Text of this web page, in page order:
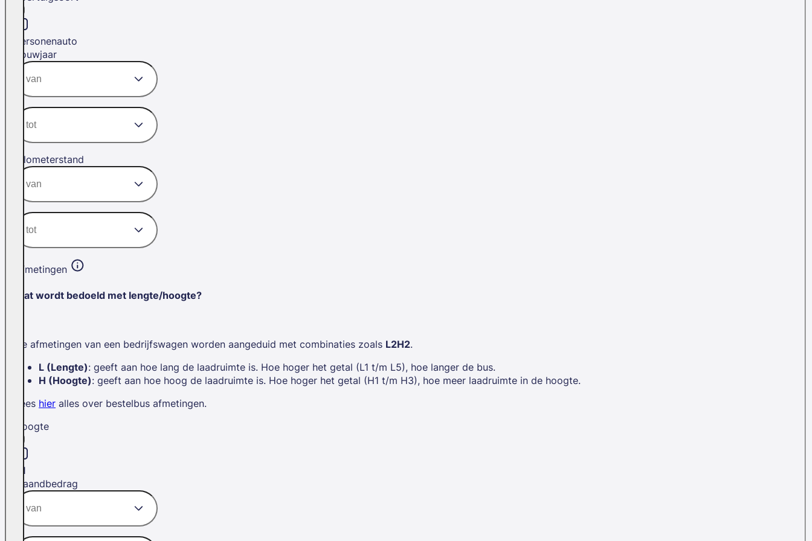
Personenauto
Bouwjaar
Kilometerstand
Afmetingen
Wat wordt bedoeld met lengte/hoogte?
De afmetingen van een bedrijfswagen worden aangeduid met combinaties zoals L2H2.
L (Lengte): geeft aan hoe lang de laadruimte is. Hoe hoger het getal (L1 t/m L5), hoe langer de bus.
H (Hoogte): geeft aan hoe hoog de laadruimte is. Hoe hoger het getal (H1 t/m H3), hoe meer laadruimte in de hoogte.
Lees hier alles over bestelbus afmetingen.
Hoogte
H1
Maandbedrag